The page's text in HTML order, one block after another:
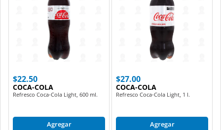
$22.50
COCA-COLA
Refresco Coca-Cola Light, 600 ml.
Agregar
$27.00
COCA-COLA
Refresco Coca-Cola Light, 1 l.
Agregar